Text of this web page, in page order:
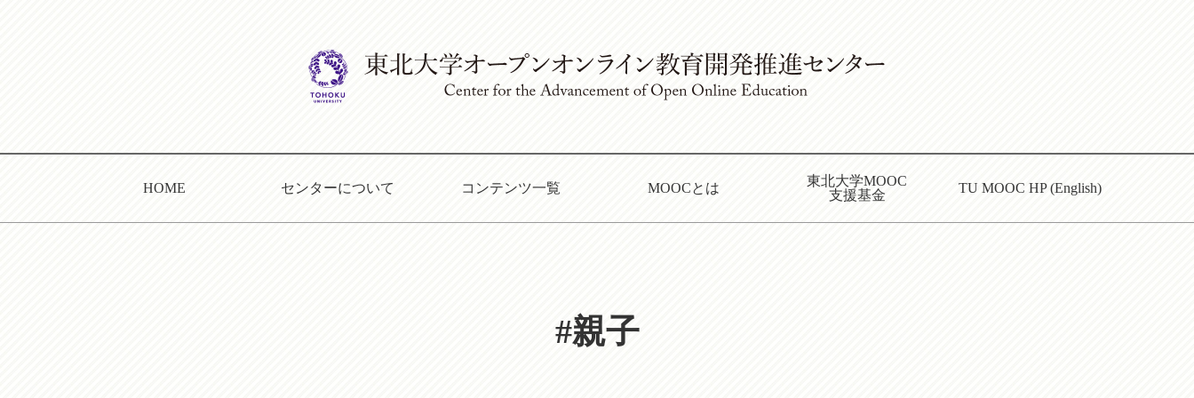
HOME センターについて コンテンツ一覧 MOOCとは
東北大学MOOC
支援基金
TU MOOC HP (English)
#親子